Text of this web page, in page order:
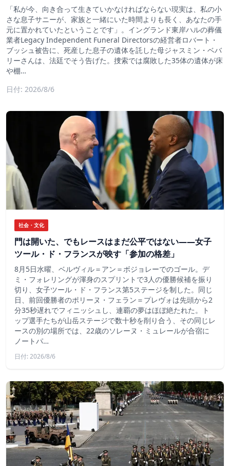
「私が今、向き合って生きていかなければならない現実は、私の小
さな息子サニーが、家族と一緒にいた時間よりも長く、あなたの手
元に置かれていたということです」。イングランド東岸ハルの葬儀
業者Legacy Independent Funeral Directorsの経営者ロバート・
ブッシュ被告に、死産した息子の遺体を託した母ジャスミン・ベバ
リーさんは、法廷でそう告げた。捜索では腐敗した35体の遺体が床
や棚…
日付: 2026/8/6
社会・文化
門は開いた、でもレースはまだ公平ではない――女子
ツール・ド・フランスが映す「参加の格差」
8月5日水曜、ベルヴィル＝アン＝ボジョレーでのゴール。デ
ミ・フォレリングが渾身のスプリントで3人の優勝候補を振り
切り、女子ツール・ド・フランス第5ステージを制した。同じ
日、前回優勝者のポリーヌ・フェラン＝プレヴォは先頭から2
分35秒遅れでフィニッシュし、連覇の夢はほぼ絶たれた。ト
ップ選手たちが山岳ステージで数十秒を削り合う、その同じレ
ースの別の場所では、22歳のソレーヌ・ミュレールが合宿に
ノートパ…
日付: 2026/8/6